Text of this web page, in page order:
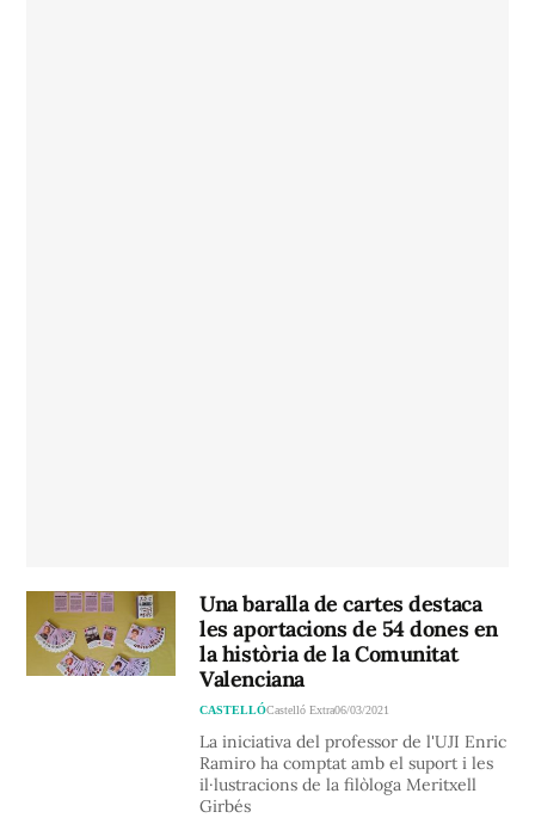
Una baralla de cartes destaca
les aportacions de 54 dones en
la història de la Comunitat
Valenciana
CASTELLÓCastelló Extra06/03/2021
La iniciativa del professor de l'UJI Enric
Ramiro ha comptat amb el suport i les
il·lustracions de la filòloga Meritxell
Girbés